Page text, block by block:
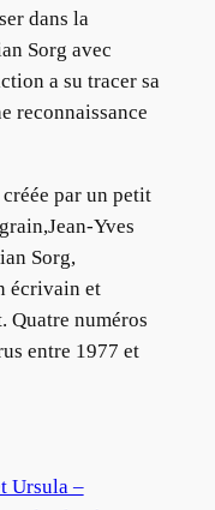
dans la
Sorg avec
a su tracer sa
reconnaissance
par un petit
Yves
Sorg,
écrivain et
Quatre numéros
entre 1977 et
Ursula –